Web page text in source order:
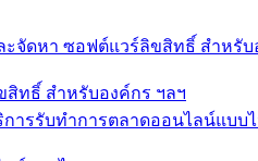
ทธิ์ สำหรับองค์กร ฯลฯ